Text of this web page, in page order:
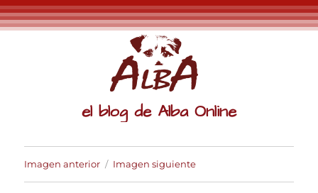
el blog de Alba Online
Imagen anterior Imagen siguiente